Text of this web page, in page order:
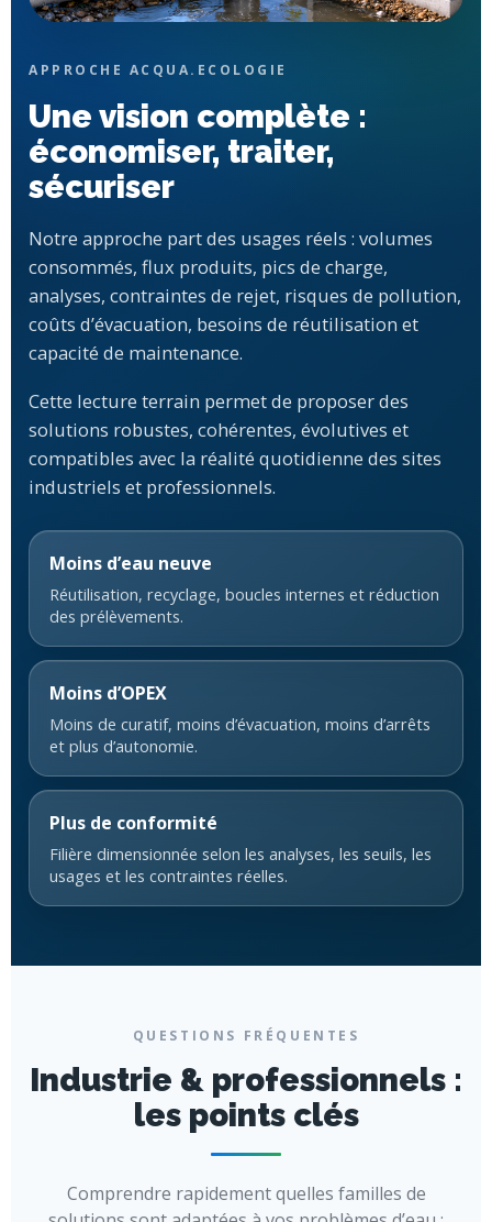
APPROCHE ACQUA.ECOLOGIE
Une vision complète :
économiser, traiter,
sécuriser
Notre approche part des usages réels : volumes
consommés, flux produits, pics de charge,
analyses, contraintes de rejet, risques de pollution,
coûts d’évacuation, besoins de réutilisation et
capacité de maintenance.
Cette lecture terrain permet de proposer des
solutions robustes, cohérentes, évolutives et
compatibles avec la réalité quotidienne des sites
industriels et professionnels.
Moins d’eau neuve
Réutilisation, recyclage, boucles internes et réduction
des prélèvements.
Moins d’OPEX
Moins de curatif, moins d’évacuation, moins d’arrêts
et plus d’autonomie.
Plus de conformité
Filière dimensionnée selon les analyses, les seuils, les
usages et les contraintes réelles.
QUESTIONS FRÉQUENTES
Industrie & professionnels :
les points clés
Comprendre rapidement quelles familles de